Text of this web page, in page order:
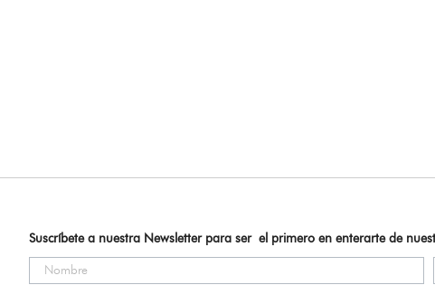
Suscríbete a nuestra Newsletter para ser el primero en enterarte de